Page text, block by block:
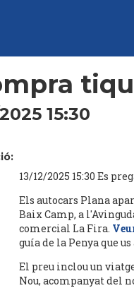
15:30
13/12/2025 15:30 Es
Els autocars Plana
Baix Camp, a
comercial La Fira.
guía de la Penya que
El preu inclou un
Nou, acompanyat del